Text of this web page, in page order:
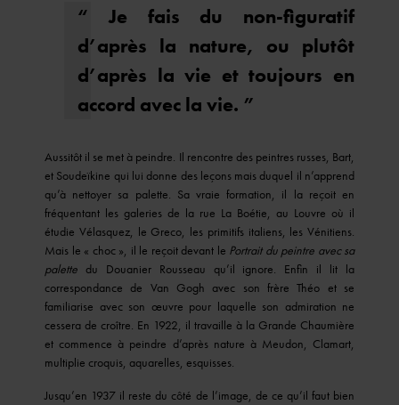
“ Je fais du non-figuratif
d’après la nature, ou plutôt
d’après la vie et toujours en
accord avec la vie. ”
Aussitôt il se met à peindre. Il rencontre des peintres russes, Bart,
et Soudeïkine qui lui donne des leçons mais duquel il n’apprend
qu’à nettoyer sa palette. Sa vraie formation, il la reçoit en
fréquentant les galeries de la rue La Boétie, au Louvre où il
étudie Vélasquez, le Greco, les primitifs italiens, les Vénitiens.
Mais le « choc », il le reçoit devant le Portrait du peintre avec sa
palette du Douanier Rousseau qu’il ignore. Enfin il lit la
correspondance de Van Gogh avec son frère Théo et se
familiarise avec son œuvre pour laquelle son admiration ne
cessera de croître. En 1922, il travaille à la Grande Chaumière
et commence à peindre d’après nature à Meudon, Clamart,
multiplie croquis, aquarelles, esquisses.
Jusqu’en 1937 il reste du côté de l’image, de ce qu’il faut bien